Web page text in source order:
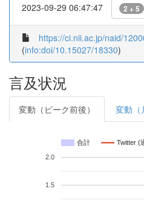
2023-09-29 06:47:47 2 + 5
https://ci.nii.ac.jp/naid/
(info:doi/10.15027/18330)
言及状況
変動（ピーク前後） 変動（
合計 Twitter (
1.5
2.0